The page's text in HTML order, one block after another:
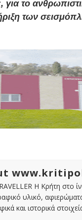
το
των
Η Κρήτη στο
υλικό,
και ιστορικά